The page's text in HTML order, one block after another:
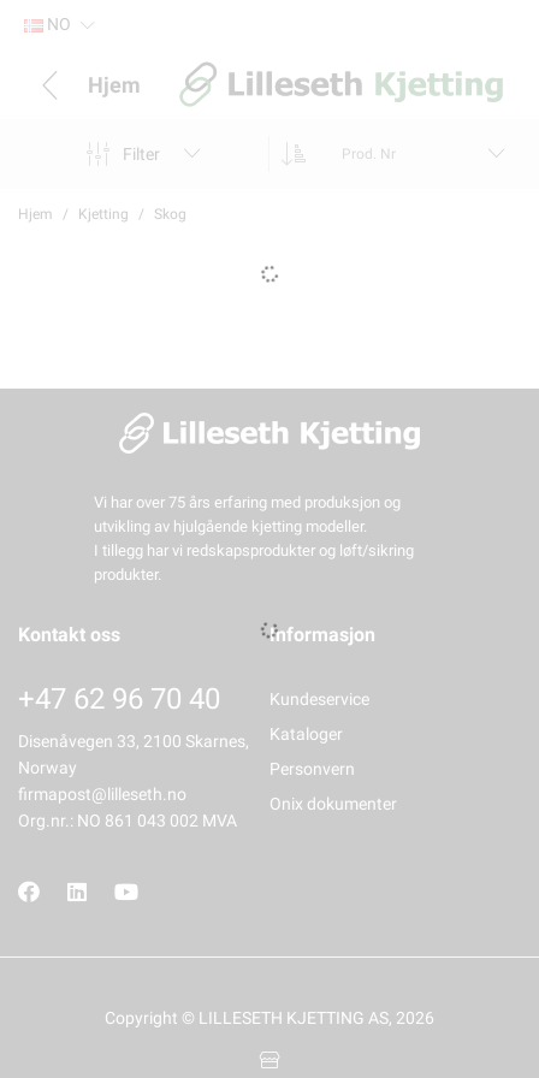
NO
Hjem
Filter Prod. Nr
Hjem Kjetting Skog
Vi har over 75 års erfaring med produksjon og
utvikling av hjulgående kjetting modeller.
I tillegg har vi redskapsprodukter og løft/sikring
produkter.
Kontakt oss
+47 62 96 70 40
Disenåvegen 33, 2100 Skarnes,
Norway
firmapost@lilleseth.no
Org.nr.: NO 861 043 002 MVA
Informasjon
Kundeservice
Kataloger
Personvern
Onix dokumenter
Copyright © LILLESETH KJETTING AS, 2026